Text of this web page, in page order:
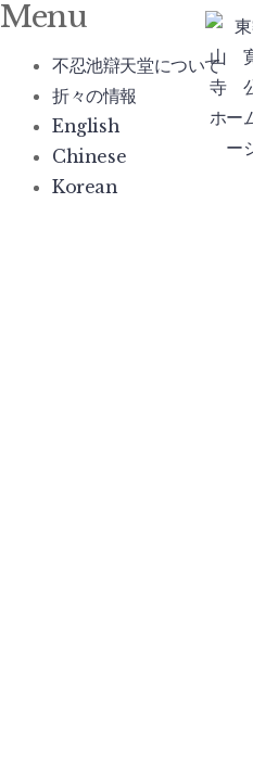
Skip
content
Menu
不忍池辯天堂について
折々の情報
English
Chinese
Korean